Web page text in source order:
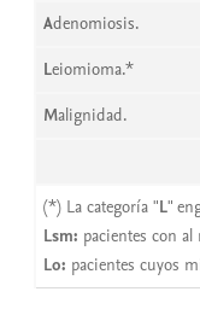
Adenomiosis.
Leiomioma.*
Malignidad.
(*) La categoría "L"
Lsm: pacientes con
Lo: pacientes cuyos